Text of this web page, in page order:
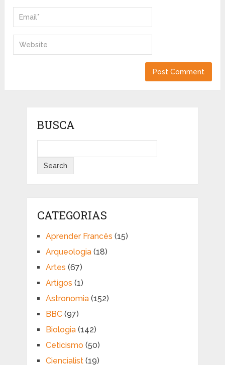
BUSCA
CATEGORIAS
Aprender Francês (15)
Arqueologia(18)
Artes (67)
Artigos (1)
Astronomia(152)
BBC(97)
Biologia(142)
Ceticismo (50)
Ciencialist(19)